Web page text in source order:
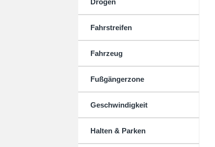
Drogen
Fahrstreifen
Fahrzeug
Fußgängerzone
Geschwindigkeit
Halten & Parken